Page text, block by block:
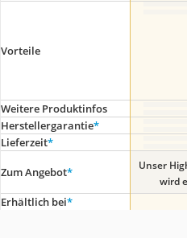
Vorteile
Weitere Produktinfos
Herstellergarantie*
Lieferzeit*
Zum Angebot*
Unser
wird
Erhältlich bei*